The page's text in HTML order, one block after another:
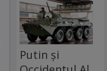
Putin și